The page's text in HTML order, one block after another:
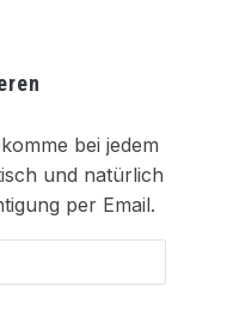
bei jedem
und natürlich
per Email.